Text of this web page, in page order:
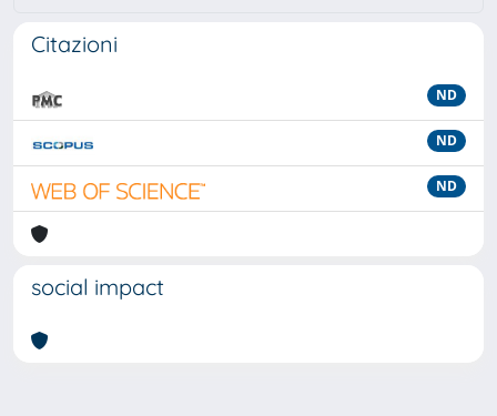
Citazioni
ND
ND
ND
social impact